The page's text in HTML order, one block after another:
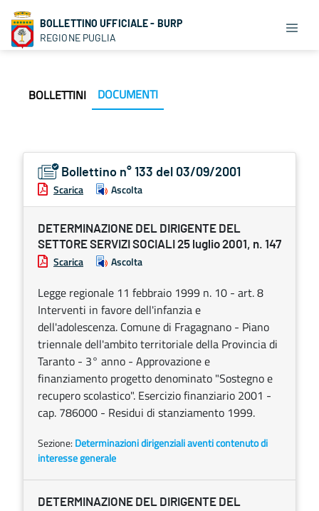
BOLLETTINO UFFICIALE - BURP
REGIONE PUGLIA
BOLLETTINI DOCUMENTI
Bollettino n° 133 del 03/09/2001
Scarica Ascolta
DETERMINAZIONE DEL DIRIGENTE DEL
SETTORE SERVIZI SOCIALI 25 luglio 2001, n. 147
Scarica Ascolta
Legge regionale 11 febbraio 1999 n. 10 - art. 8
Interventi in favore dell'infanzia e
dell'adolescenza. Comune di Fragagnano - Piano
triennale dell'ambito territoriale della Provincia di
Taranto - 3° anno - Approvazione e
finanziamento progetto denominato "Sostegno e
recupero scolastico". Esercizio finanziario 2001 -
cap. 786000 - Residui di stanziamento 1999.
Sezione: Determinazioni dirigenziali aventi contenuto di
interesse generale
DETERMINAZIONE DEL DIRIGENTE DEL